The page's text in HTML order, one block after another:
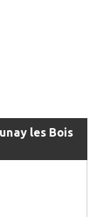
les Bois